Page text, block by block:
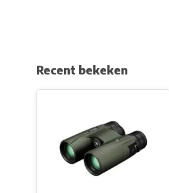
Recent bekeken